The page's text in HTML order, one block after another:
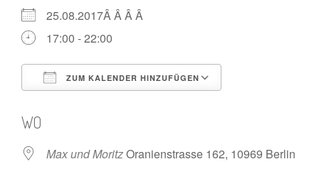
25.08.2017Â Â Â Â
17:00 - 22:00
ZUM KALENDER HINZUFÜGEN
WO
Max und MoritzOranienstrasse 162, 10969 Berlin